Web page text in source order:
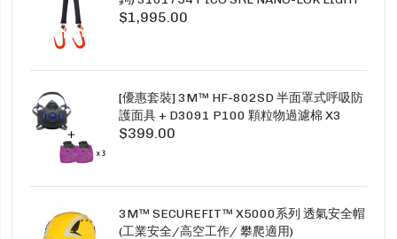
1.5M TWINS
$1,995.00
[優惠套裝] 3M™ HF-802SD 半面罩式呼吸防
護面具 + D3091 P100 顆粒物過濾棉 X3
SECURE CLICK HF-802SD HF-800SD 系列
$399.00
3M™ SECUREFIT™ X5000系列 透氣安全帽
(工業安全/高空工作/ 攀爬適用)